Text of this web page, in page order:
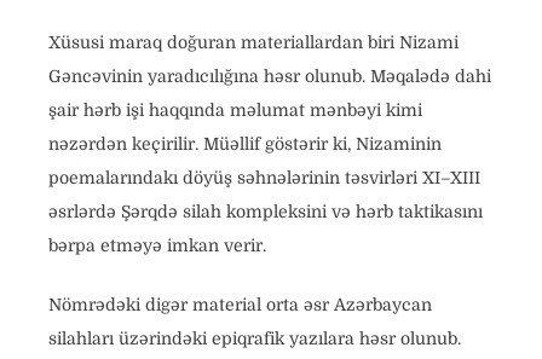
Xüsusi maraq doğuran materiallardan biri Nizami
Gəncəvinin yaradıcılığına həsr olunub. Məqalədə dahi
şair hərb işi haqqında məlumat mənbəyi kimi
nəzərdən keçirilir. Müəllif göstərir ki, Nizaminin
poemalarındakı döyüş səhnələrinin təsvirləri XI–XIII
əsrlərdə Şərqdə silah kompleksini və hərb taktikasını
bərpa etməyə imkan verir.
Nömrədəki digər material orta əsr Azərbaycan
silahları üzərindəki epiqrafik yazılara həsr olunub.